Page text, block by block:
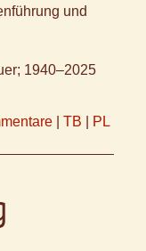
und
1940–2025
TB PL